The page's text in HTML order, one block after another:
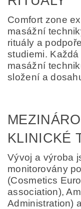
Comfort zone
masážní
rituály a
studiemi.
masážní
složení a
KLINICKÉ
Vývoj a výroba
monitorovány
(Cosmetics
association),
Administration)